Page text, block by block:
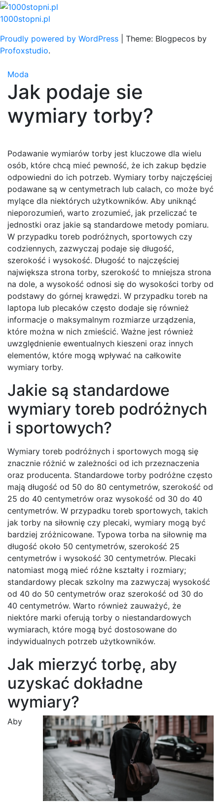
Skip
to
1000stopni.pl
Proudly powered by WordPress
Theme: Blogpecos by
Profoxstudio.
Moda
Jak podaje sie
wymiary torby?
Podawanie wymiarów torby jest kluczowe dla wielu
osób, które chcą mieć pewność, że ich zakup będzie
odpowiedni do ich potrzeb. Wymiary torby najczęściej
podawane są w centymetrach lub calach, co może być
mylące dla niektórych użytkowników. Aby uniknąć
nieporozumień, warto zrozumieć, jak przeliczać te
jednostki oraz jakie są standardowe metody pomiaru.
W przypadku toreb podróżnych, sportowych czy
codziennych, zazwyczaj podaje się długość,
szerokość i wysokość. Długość to najczęściej
największa strona torby, szerokość to mniejsza strona
na dole, a wysokość odnosi się do wysokości torby od
podstawy do górnej krawędzi. W przypadku toreb na
laptopa lub plecaków często dodaje się również
informacje o maksymalnym rozmiarze urządzenia,
które można w nich zmieścić. Ważne jest również
uwzględnienie ewentualnych kieszeni oraz innych
elementów, które mogą wpływać na całkowite
wymiary torby.
Jakie są standardowe
wymiary toreb podróżnych
i sportowych?
Wymiary toreb podróżnych i sportowych mogą się
znacznie różnić w zależności od ich przeznaczenia
oraz producenta. Standardowe torby podróżne często
mają długość od 50 do 80 centymetrów, szerokość od
25 do 40 centymetrów oraz wysokość od 30 do 40
centymetrów. W przypadku toreb sportowych, takich
jak torby na siłownię czy plecaki, wymiary mogą być
bardziej zróżnicowane. Typowa torba na siłownię ma
długość około 50 centymetrów, szerokość 25
centymetrów i wysokość 30 centymetrów. Plecaki
natomiast mogą mieć różne kształty i rozmiary;
standardowy plecak szkolny ma zazwyczaj wysokość
od 40 do 50 centymetrów oraz szerokość od 30 do
40 centymetrów. Warto również zauważyć, że
niektóre marki oferują torby o niestandardowych
wymiarach, które mogą być dostosowane do
indywidualnych potrzeb użytkowników.
Jak mierzyć torbę, aby
uzyskać dokładne
wymiary?
Aby